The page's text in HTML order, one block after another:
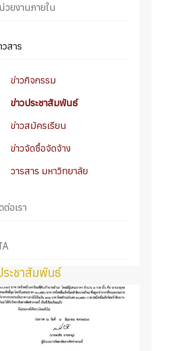
วยงานภายใน
วสาร
ข่าวกิจกรรม
ข่าวประชาสัมพันธ์
ข่าวสมัครเรียน
ข่าวจัดซื้อจัดจ้าง
วารสาร มหาวิทยาลัย
ต่อเรา
ระชาสัมพันธ์